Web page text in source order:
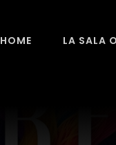
HOME LA SALA